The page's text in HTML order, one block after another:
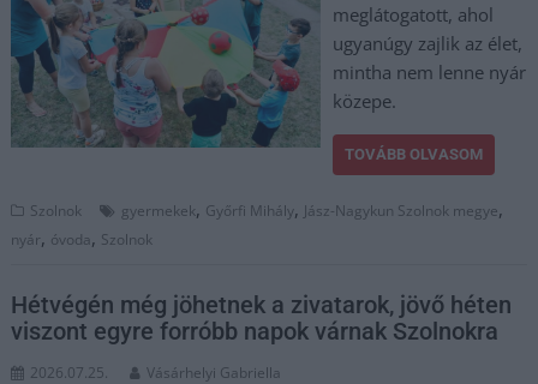
meglátogatott, ahol
ugyanúgy zajlik az élet,
mintha nem lenne nyár
közepe.
TOVÁBB OLVASOM
Szolnok gyermekek, Győrfi Mihály, Jász-Nagykun Szolnok megye,
nyár, óvoda, Szolnok
Hétvégén még jöhetnek a zivatarok, jövő héten
viszont egyre forróbb napok várnak Szolnokra
2026.07.25. Vásárhelyi Gabriella